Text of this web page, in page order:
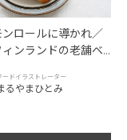
ンロールに導かれ／
ンランドの老舗ベ
カフェが日本上陸！
（エクベリ）」
ードイラストレーター
るやまひとみ